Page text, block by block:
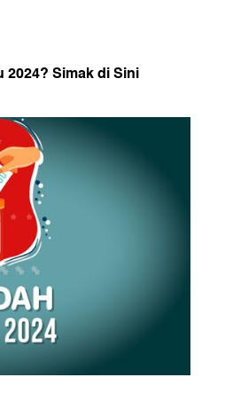
2024? Simak di Sini